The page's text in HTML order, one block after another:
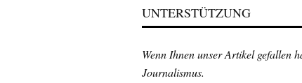
UNTERSTÜTZUNG
Wenn Ihnen unser Artikel gefallen
Journalismus.